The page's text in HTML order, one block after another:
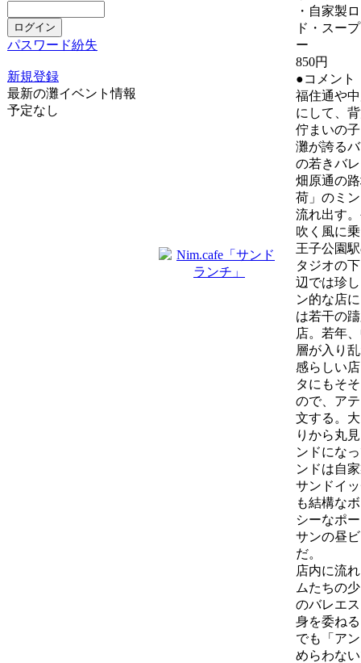
パスワード紛失
新規登録
最新の灘イベント情報
予定なし
・自家製
ド・スー
ー
850円
●コメント
福住通や
にして、
佇まいの
灘が誇る
の若きバ
畑原通の
荷」のミ
流れ出す
吹く風に
王子公園
タジオの
辺では珍
ン的な店
は若干の
店。若年
層が入り
感らしい
タにもそ
ので、ア
文する。
りから丸
ンドにな
ンドは自
サンドイ
も結構な
シーなポ
サンの昼
だ。
店内に流
ムたちの
のバレエ
身を委ね
でも「ア
めらわな